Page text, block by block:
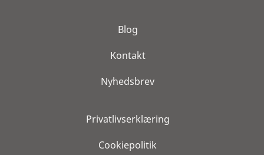
Blog
Kontakt
Nyhedsbrev
Privatlivserklæring
Cookiepolitik